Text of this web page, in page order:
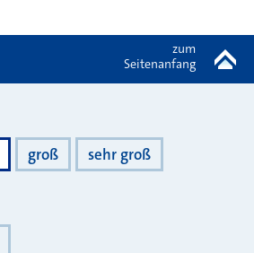
zum
Seitenanfang
groß sehr groß